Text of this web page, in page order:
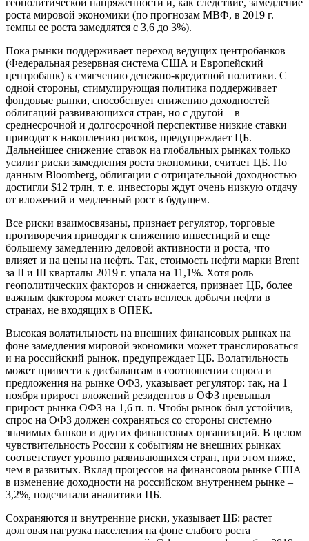
роста мировой экономики (по прогнозам МВФ, в 2019 г.
темпы ее роста замедлятся с 3,6 до 3%).
Пока рынки поддерживает переход ведущих центробанков
(Федеральная резервная система США и Европейский
центробанк) к смягчению денежно-кредитной политики. С
одной стороны, стимулирующая политика поддерживает
фондовые рынки, способствует снижению доходностей
облигаций развивающихся стран, но с другой – в
среднесрочной и долгосрочной перспективе низкие ставки
приводят к накоплению рисков, предупреждает ЦБ.
Дальнейшее снижение ставок на глобальных рынках только
усилит риски замедления роста экономики, считает ЦБ. По
данным Bloomberg, облигации с отрицательной доходностью
достигли $12 трлн, т. е. инвесторы ждут очень низкую отдачу
от вложений и медленный рост в будущем.
Все риски взаимосвязаны, признает регулятор, торговые
противоречия приводят к снижению инвестиций и еще
большему замедлению деловой активности и роста, что
влияет и на цены на нефть. Так, стоимость нефти марки Brent
за II и III кварталы 2019 г. упала на 11,1%. Хотя роль
геополитических факторов и снижается, признает ЦБ, более
важным фактором может стать всплеск добычи нефти в
странах, не входящих в ОПЕК.
Высокая волатильность на внешних финансовых рынках на
фоне замедления мировой экономики может транслироваться
и на российский рынок, предупреждает ЦБ. Волатильность
может привести к дисбалансам в соотношении спроса и
предложения на рынке ОФЗ, указывает регулятор: так, на 1
ноября прирост вложений резидентов в ОФЗ превышал
прирост рынка ОФЗ на 1,6 п. п. Чтобы рынок был устойчив,
спрос на ОФЗ должен сохраняться со стороны системно
значимых банков и других финансовых организаций. В целом
чувствительность России к событиям не внешних рынках
соответствует уровню развивающихся стран, при этом ниже,
чем в развитых. Вклад процессов на финансовом рынке США
в изменение доходности на российском внутреннем рынке –
3,2%, подсчитали аналитики ЦБ.
Сохраняются и внутренние риски, указывает ЦБ: растет
долговая нагрузка населения на фоне слабого роста